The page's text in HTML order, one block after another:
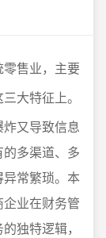
售业，主要
大特征上。
又导致信息
多渠道、多
常繁琐。本
业在财务管
独特逻辑，